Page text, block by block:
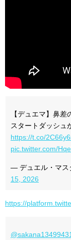
【デュエマ】鼻
スタートダッシュ
https://t.co/
pic.twitter.com/
— デュエル・マス
15, 2026
https://
@sakana13499431